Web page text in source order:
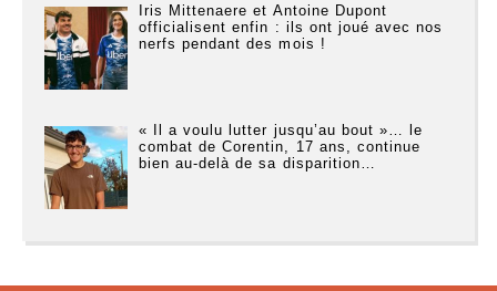
Iris Mittenaere et Antoine Dupont
officialisent enfin : ils ont joué avec nos
nerfs pendant des mois !
« Il a voulu lutter jusqu’au bout »… le
combat de Corentin, 17 ans, continue
bien au-delà de sa disparition…